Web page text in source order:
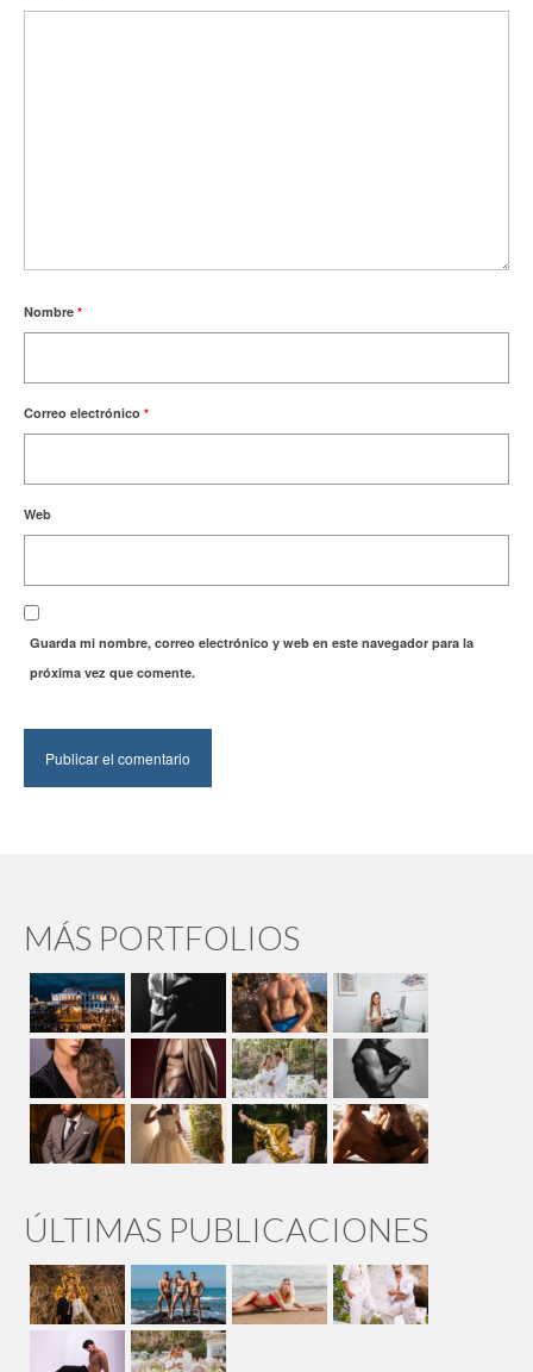
Nombre *
Correo electrónico *
Web
Guarda mi nombre, correo electrónico y web en este navegador para la
próxima vez que comente.
MÁS PORTFOLIOS
ÚLTIMAS PUBLICACIONES